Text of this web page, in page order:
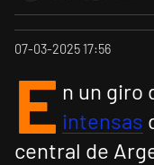
07-03-2025 17:56
E n un giro
intensas
central de